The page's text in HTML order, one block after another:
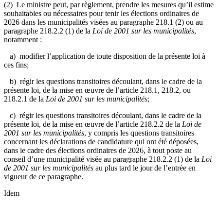
(2) Le ministre peut, par règlement, prendre les mesures qu’il estime
souhaitables ou nécessaires pour tenir les élections ordinaires de
2026 dans les municipalités visées au paragraphe 218.1 (2) ou au
paragraphe 218.2.2 (1) de la Loi de 2001 sur les municipalités,
notamment :
a) modifier l’application de toute disposition de la présente loi à
ces fins;
b) régir les questions transitoires découlant, dans le cadre de la
présente loi, de la mise en œuvre de l’article 218.1, 218.2, ou
218.2.1 de la Loi de 2001 sur les municipalités;
c) régir les questions transitoires découlant, dans le cadre de la
présente loi, de la mise en œuvre de l’article 218.2.2 de la Loi de
2001 sur les municipalités, y compris les questions transitoires
concernant les déclarations de candidature qui ont été déposées,
dans le cadre des élections ordinaires de 2026, à tout poste au
conseil d’une municipalité visée au paragraphe 218.2.2 (1) de la Loi
de 2001 sur les municipalités au plus tard le jour de l’entrée en
vigueur de ce paragraphe.
Idem